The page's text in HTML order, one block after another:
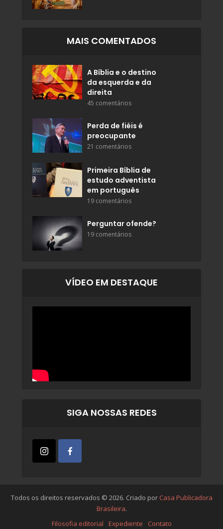
MAIS COMENTADOS
A Bíblia e o destino
da esquerda e da
direita
45 comentários
Perda de fiéis é
preocupante
21 comentários
Primeira Bíblia de
estudo adventista
em português
19 comentários
Perguntar ofende?
19 comentários
VÍDEO EM DESTAQUE
SIGA NOSSAS REDES
Todos os direitos reservados © 2026. Criado por Casa Publicadora
Brasileira.
Filosofia editorial
Expediente Contato